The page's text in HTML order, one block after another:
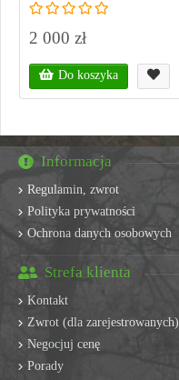
2 000 zł
Do koszyka
Informacja
Regulamin, zwrot
Polityka prywatności
Ochrona danych osobowych
Strefa klienta
Kontakt
Zwrot (dla zarejestrowanych)
Negocjuj cenę
Porady